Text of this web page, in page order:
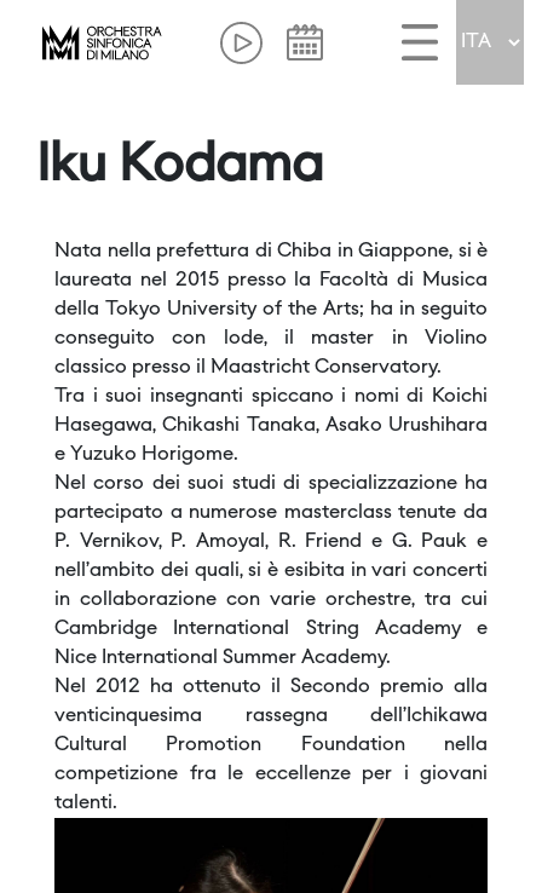
Iku Kodama
Nata nella prefettura di Chiba in Giappone, si è
laureata nel 2015 presso la Facoltà di Musica
della Tokyo University of the Arts; ha in seguito
conseguito con lode, il master in Violino
classico presso il Maastricht Conservatory.
Tra i suoi insegnanti spiccano i nomi di Koichi
Hasegawa, Chikashi Tanaka, Asako Urushihara
e Yuzuko Horigome.
Nel corso dei suoi studi di specializzazione ha
partecipato a numerose masterclass tenute da
P. Vernikov, P. Amoyal, R. Friend e G. Pauk e
nell’ambito dei quali, si è esibita in vari concerti
in collaborazione con varie orchestre, tra cui
Cambridge International String Academy e
Nice International Summer Academy.
Nel 2012 ha ottenuto il Secondo premio alla
venticinquesima rassegna dell’Ichikawa
Cultural Promotion Foundation nella
competizione fra le eccellenze per i giovani
talenti.